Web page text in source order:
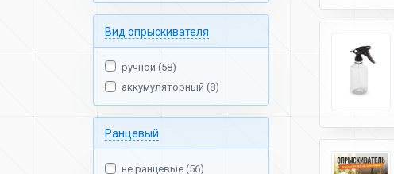
Вид опрыскивателя
ручной (58)
аккумуляторный (8)
Ранцевый
не ранцевые (56)